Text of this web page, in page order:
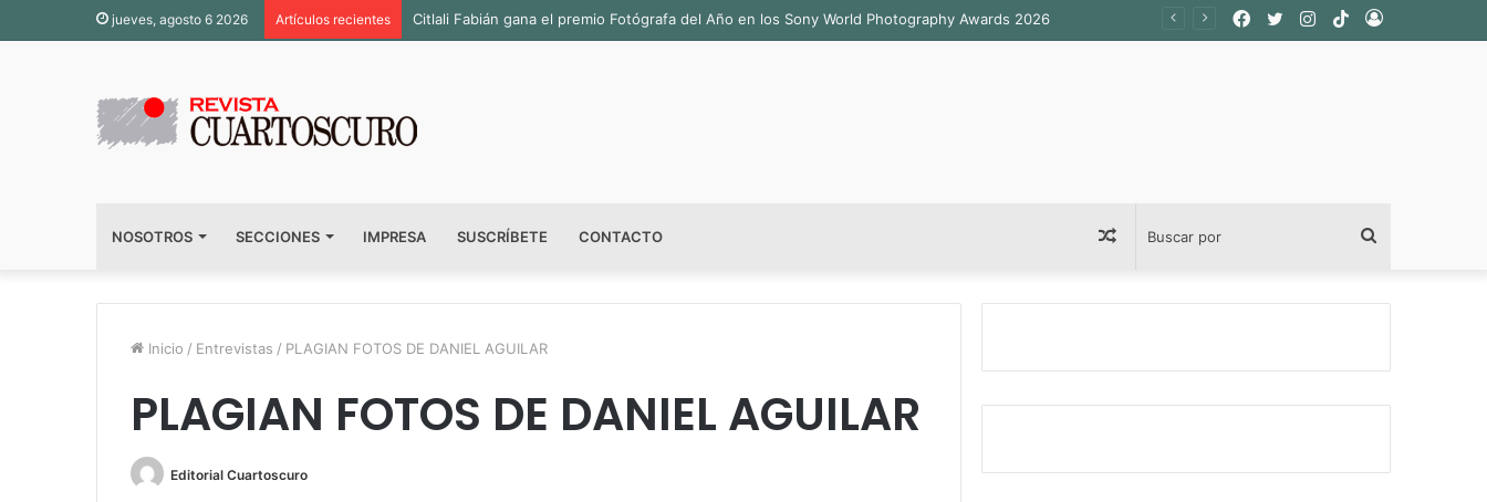
jueves, agosto 6 2026 Artículos recientes Inauguran sala permanente «Pedro Valtierra» en la Fototeca de Zacatecas Acceso
TikTok
Instagram
Twitter
Facebook
NOSOTROS SECCIONES IMPRESA SUSCRÍBETE CONTACTO
por
Publicación
al
azar
Inicio / Entrevistas / PLAGIAN FOTOS DE DANIEL AGUILAR
PLAGIAN FOTOS DE DANIEL AGUILAR
Editorial Cuartoscuro